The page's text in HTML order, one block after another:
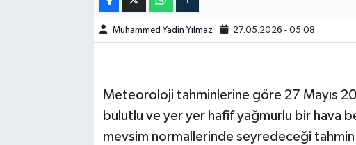
Muhammed Yadin Yılmaz 27.05.2026 - 05:08
Meteoroloji tahminlerine göre 27 Mayıs
bulutlu ve yer yer hafif yağmurlu bir hava
mevsim normallerinde seyredeceği